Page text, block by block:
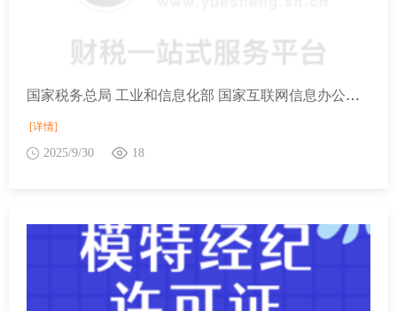
国家税务总局 工业和信息化部 国家互联网信息办公室关于规范互联网平台企业涉税信息报送有关行政处罚事项的公告
[详情]
2025/9/30 18